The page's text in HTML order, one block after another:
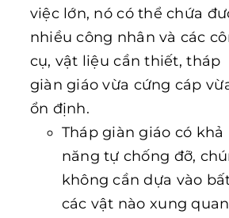
việc lớn, nó có thể chứa
nhiều công nhân và các
cụ, vật liệu cần thiết, tháp
giàn giáo vừa cứng cáp
ổn định.
Tháp giàn giáo có khả
năng tự chống đỡ,
không cần dựa vào
các vật nào xung